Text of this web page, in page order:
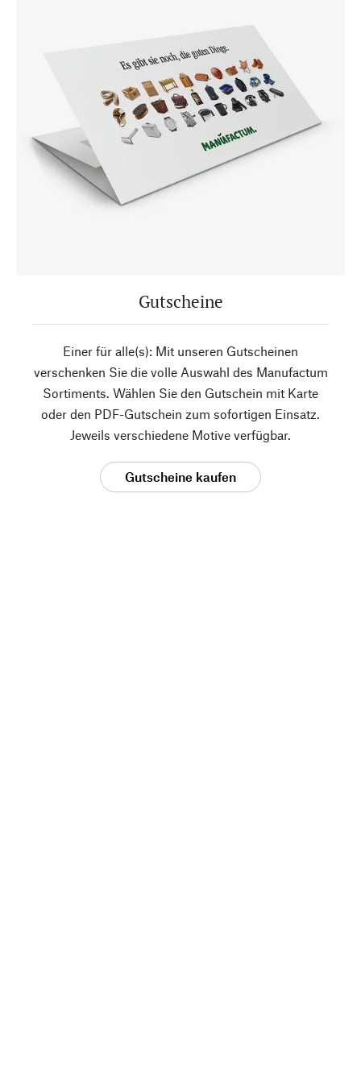
Gutscheine
Einer für alle(s): Mit unseren Gutscheinen
verschenken Sie die volle Auswahl des Manufactum
Sortiments. Wählen Sie den Gutschein mit Karte
oder den PDF-Gutschein zum sofortigen Einsatz.
Jeweils verschiedene Motive verfügbar.
Gutscheine kaufen